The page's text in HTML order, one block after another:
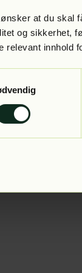
at du skal
og sikkerhet,
relevant innhold
Application